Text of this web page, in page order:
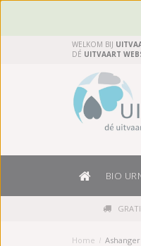
WELKOM BIJ
DÉ UITVAART
BIO
Home /